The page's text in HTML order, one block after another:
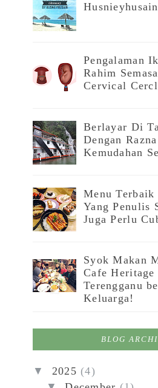
Husnieyhusain
Pengalaman
Rahim
Cervical
Berlayar Di
Dengan
Kemudahan
Menu
Yang Penulis
Juga Perlu
Syok Makan
Cafe Heritage
Terengganu
Keluarga!
BLOG
▼ 2025 (4)